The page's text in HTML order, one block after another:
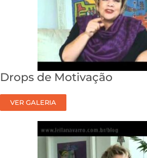
Drops de Motivação
VER GALERIA